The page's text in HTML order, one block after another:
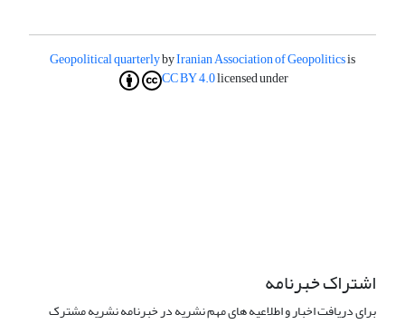
Geopolitical quarterlybyIranian Association of Geopoliticsis
licensed under
CC BY 4.0
اشتراک خبرنامه
برای دریافت اخبار و اطلاعیه های مهم نشریه در خبرنامه نشریه مشترک